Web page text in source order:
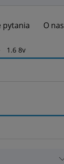
pytania O nas
1.6 8v